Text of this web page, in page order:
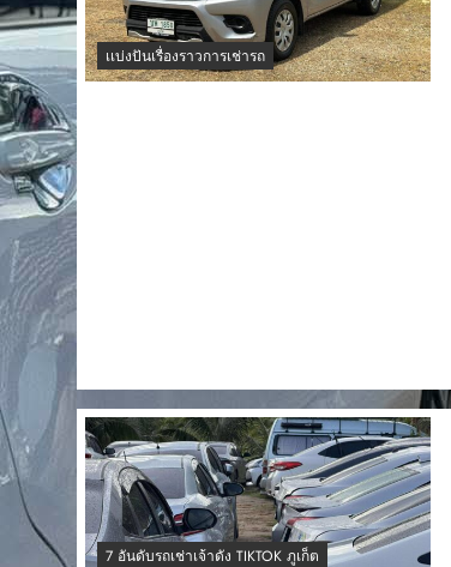
เเบ่งปันเรื่องราวการเช่ารถ
7 อันดับรถเช่าเจ้าดัง TIKTOK ภูเก็ต